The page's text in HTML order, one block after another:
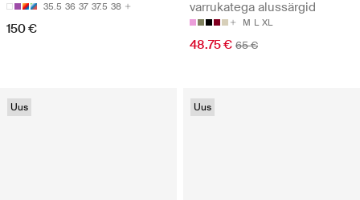
35.5 36 37 37.5 38
150 €
varrukatega alussärgid
M L XL
48.75 € 65 €
Uus Uus